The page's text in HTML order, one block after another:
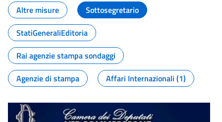
Altre misure
Sottosegretario
StatiGeneraliEditoria
Rai agenzie stampa sondaggi
Agenzie di stampa
Affari Internazionali (1)